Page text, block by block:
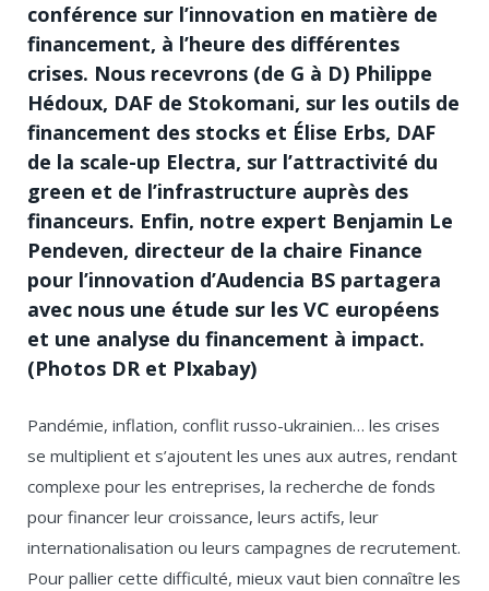
conférence sur l’innovation en matière de
financement, à l’heure des différentes
crises. Nous recevrons (de G à D) Philippe
Hédoux, DAF de Stokomani, sur les outils de
financement des stocks et Élise Erbs, DAF
de la scale-up Electra, sur l’attractivité du
green et de l’infrastructure auprès des
financeurs. Enfin, notre expert Benjamin Le
Pendeven, directeur de la chaire Finance
pour l’innovation d’Audencia BS partagera
avec nous une étude sur les VC européens
et une analyse du financement à impact.
(Photos DR et PIxabay)
Pandémie, inflation, conflit russo-ukrainien… les crises
se multiplient et s’ajoutent les unes aux autres, rendant
complexe pour les entreprises, la recherche de fonds
pour financer leur croissance, leurs actifs, leur
internationalisation ou leurs campagnes de recrutement.
Pour pallier cette difficulté, mieux vaut bien connaître les